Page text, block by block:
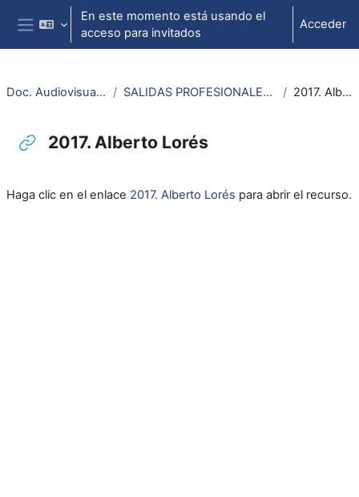
Salta al contenido principal
Panel lateral
En este momento está usando el
acceso para invitados
Acceder
Doc. Audiovisuales Veterinaria SALIDAS PROFESIONALES VETERINARIA Y CTA 2017. Alberto Lorés
2017. Alberto Lorés
Haga clic en el enlace 2017. Alberto Lorés para abrir el recurso.